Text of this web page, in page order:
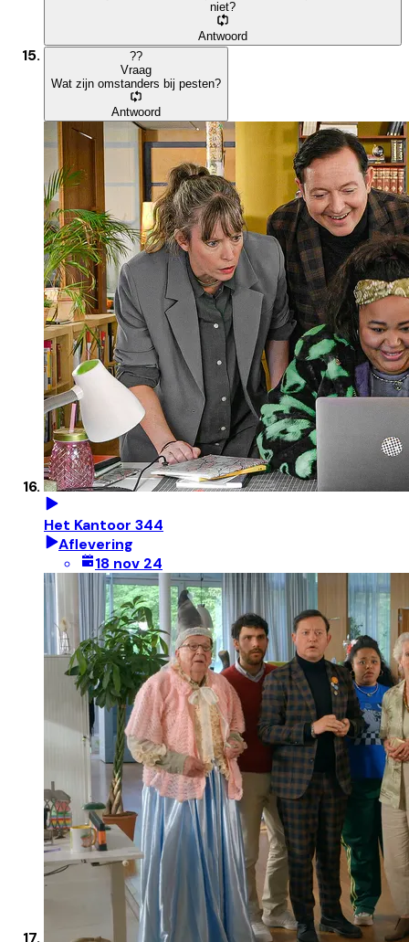
niet?
Antwoord
??
Vraag
Wat zijn omstanders bij pesten?
Antwoord
Het Kantoor 344
Aflevering
18 nov 24